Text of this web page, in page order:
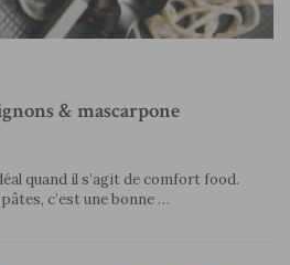
& mascarpone
quand il s’agit de comfort food.
c’est une bonne …